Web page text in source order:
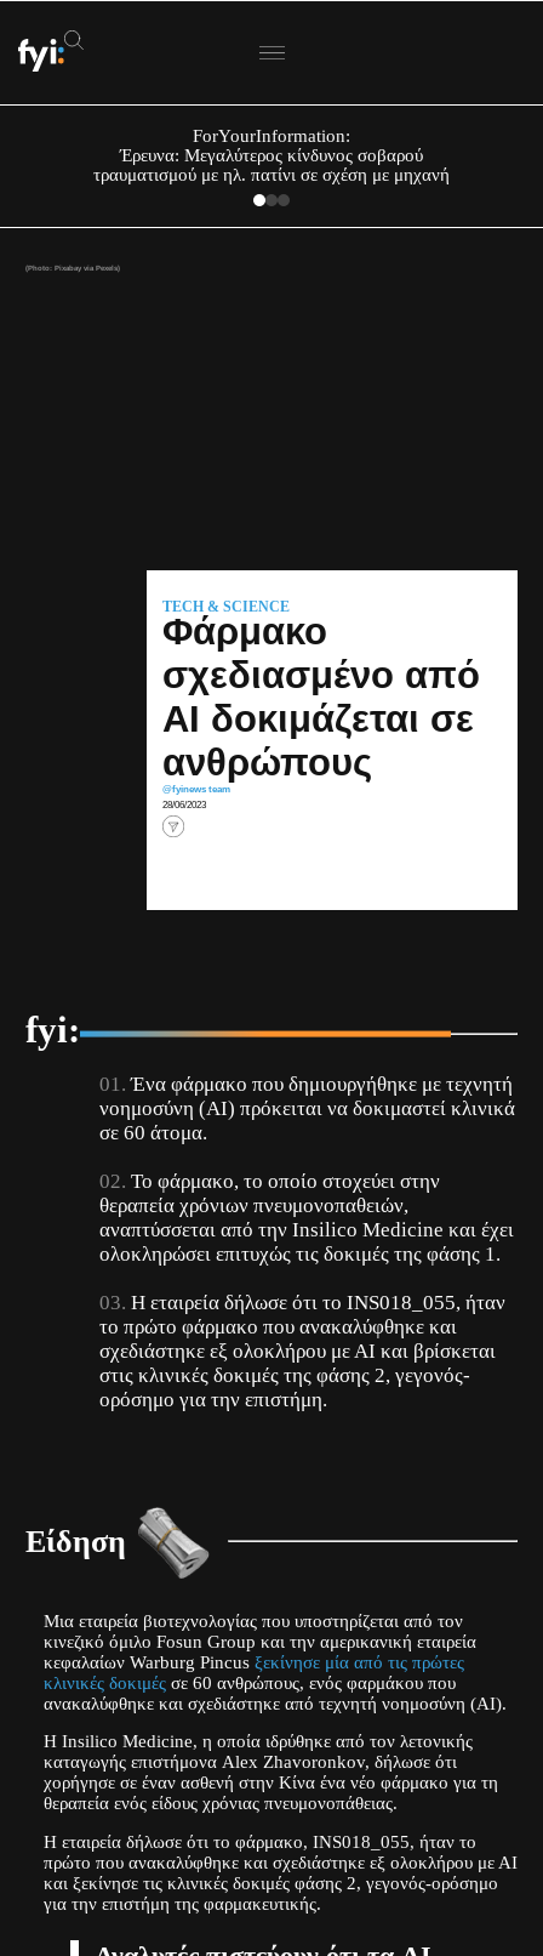
ForYourInformation:
Έρευνα: Μεγαλύτερος κίνδυνος σοβαρού
τραυματισμού με ηλ. πατίνι σε σχέση με μηχανή
(Photo: Pixabay via Pexels)
TECH & SCIENCE
Φάρμακο
σχεδιασμένο από
ΑΙ δοκιμάζεται σε
ανθρώπους
@fyinews team
28/06/2023
fyi:
Ένα φάρμακο που δημιουργήθηκε με τεχνητή
νοημοσύνη (ΑΙ) πρόκειται να δοκιμαστεί κλινικά
σε 60 άτομα.
Το φάρμακο, το οποίο στοχεύει στην
θεραπεία χρόνιων πνευμονοπαθειών,
αναπτύσσεται από την Insilico Medicine και έχει
ολοκληρώσει επιτυχώς τις δοκιμές της φάσης 1.
Η εταιρεία δήλωσε ότι το INS018_055, ήταν
το πρώτο φάρμακο που ανακαλύφθηκε και
σχεδιάστηκε εξ ολοκλήρου με ΑΙ και βρίσκεται
στις κλινικές δοκιμές της φάσης 2, γεγονός-
ορόσημο για την επιστήμη.
Είδηση
Μια εταιρεία βιοτεχνολογίας που υποστηρίζεται από τον
κινεζικό όμιλο Fosun Group και την αμερικανική εταιρεία
κεφαλαίων Warburg Pincus ξεκίνησε μία από τις πρώτες
κλινικές δοκιμέςσε 60 ανθρώπους, ενός φαρμάκου που
ανακαλύφθηκε και σχεδιάστηκε από τεχνητή νοημοσύνη (ΑΙ).
Η Insilico Medicine, η οποία ιδρύθηκε από τον λετονικής
καταγωγής επιστήμονα Alex Zhavoronkov, δήλωσε ότι
χορήγησε σε έναν ασθενή στην Κίνα ένα νέο φάρμακο για τη
θεραπεία ενός είδους χρόνιας πνευμονοπάθειας.
Η εταιρεία δήλωσε ότι το φάρμακο, INS018_055, ήταν το
πρώτο που ανακαλύφθηκε και σχεδιάστηκε εξ ολοκλήρου με ΑΙ
και ξεκίνησε τις κλινικές δοκιμές φάσης 2, γεγονός-ορόσημο
για την επιστήμη της φαρμακευτικής.